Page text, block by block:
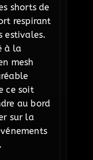
shorts de
respirant
estivales.
à la
mesh
ce soit
au bord
sur la